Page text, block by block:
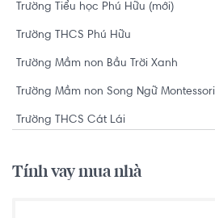
Trường Tiểu học Phú Hữu (mới)
Trường THCS Phú Hữu
Trường Mầm non Bầu Trời Xanh
Trường Mầm non Song Ngữ Montessori
Trường THCS Cát Lái
Tính vay mua nhà